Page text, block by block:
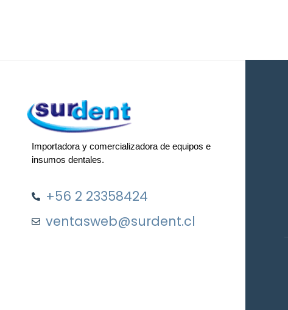
Importadora y comercializadora de equipos e
insumos dentales.
+56 2 23358424
ventasweb@surdent.cl